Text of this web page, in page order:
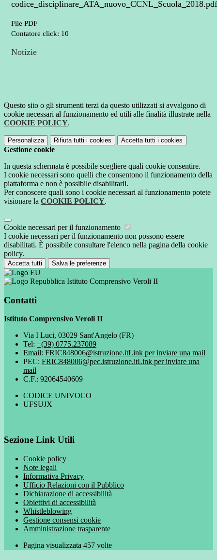
codice_disciplinare_ATA_nuovo_CCNL_Scuola_2018.pdf
File PDF
Contatore click: 10
Notizie
Questo sito o gli strumenti terzi da questo utilizzati si avvalgono di
cookie necessari al funzionamento ed utili alle finalità illustrate nella
COOKIE POLICY.
Personalizza Rifiuta tutti i cookies Accetta tutti i cookies
Gestione cookie
In questa schermata è possibile scegliere quali cookie consentire.
I cookie necessari sono quelli che consentono il funzionamento della
piattaforma e non è possibile disabilitarli.
Per conoscere quali sono i cookie necessari al funzionamento potete
visionare la COOKIE POLICY.
Cookie necessari per il funzionamento
I cookie necessari per il funzionamento non possono essere
disabilitati. È possibile consultare l'elenco nella pagina della cookie
policy.
Accetta tutti Salva le preferenze
Istituto Comprensivo Veroli II
Contatti
Istituto Comprensivo Veroli II
Via I Luci, 03029 Sant'Angelo (FR)
Tel: +(39) 0775.237089
Email: FRIC848006@istruzione.itLink per inviare una mail
PEC: FRIC848006@pec.istruzione.itLink per inviare una
mail
C.F.: 92064540609
CODICE UNIVOCO
UFSUJX
Sezione Link Utili
Cookie policy
Note legali
Informativa Privacy
Ufficio Relazioni con il Pubblico
Dichiarazione di accessibilità
Obiettivi di accessibilità
Whistleblowing
Gestione consensi cookie
Amministrazione trasparente
Pagina visualizzata 457 volte